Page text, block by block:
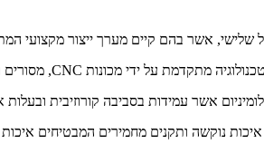
אשר עמידות בסביבה קורוזיבית
נוקשה ותקנים מחמירים המבטיחים איכות